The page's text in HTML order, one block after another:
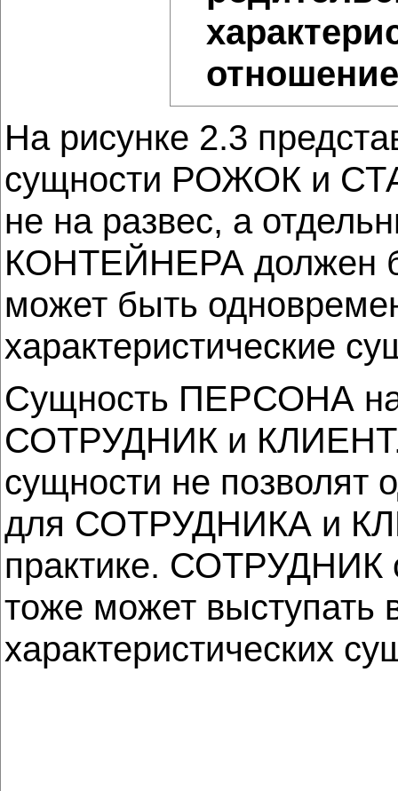
На рисунке 2.3
сущности РОЖОК и
не на развес, а
КОНТЕЙНЕРА
может быть
характеристические
Сущность ПЕРСОНА на
СОТРУДНИК и КЛИЕНТ.
сущности не
для СОТРУДНИКА и
практике.
тоже может
характеристических